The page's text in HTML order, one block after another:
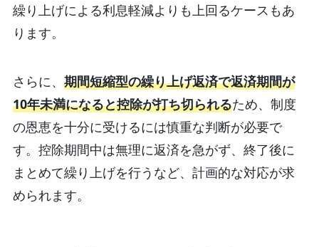
繰り上げによる利息軽減よりも上回るケースもあ
ります。
さらに、 期間短縮型の繰り上げ返済で返済期間が
10年未満になると控除が打ち切られるため、制度
の恩恵を十分に受けるには慎重な判断が必要で
す。控除期間中は無理に返済を急がず、終了後に
まとめて繰り上げを行うなど、計画的な対応が求
められます。